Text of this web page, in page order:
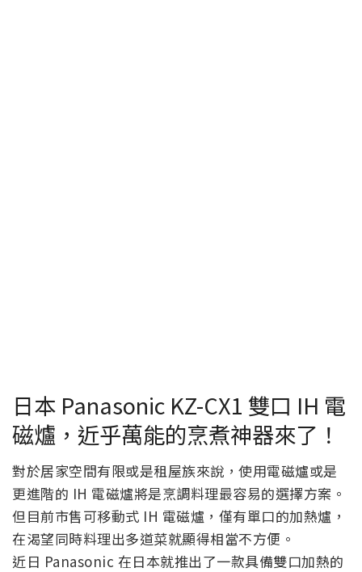
日本 Panasonic KZ-CX1 雙口 IH 電
磁爐，近乎萬能的烹煮神器來了！
對於居家空間有限或是租屋族來說，使用電磁爐或是
更進階的 IH 電磁爐將是烹調料理最容易的選擇方案。
但目前市售可移動式 IH 電磁爐，僅有單口的加熱爐，
在渴望同時料理出多道菜就顯得相當不方便。
近日 Panasonic 在日本就推出了一款具備雙口加熱的